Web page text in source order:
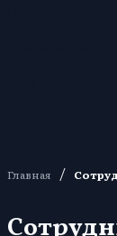
Главная /